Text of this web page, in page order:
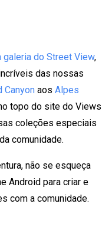
galeria do Street View,
das nossas
Canyon aos Alpes
topo do site do Views
coleções especiais
comunidade.
não se esqueça
Android para criar e
com a comunidade.